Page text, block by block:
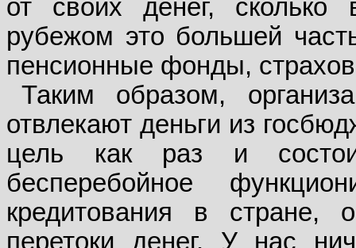
от своих денег,
рубежом это большей
пенсионные фонды,
Таким образом,
отвлекают деньги из
цель как раз и
бесперебойное
кредитования в стране,
перетоки денег. У нас